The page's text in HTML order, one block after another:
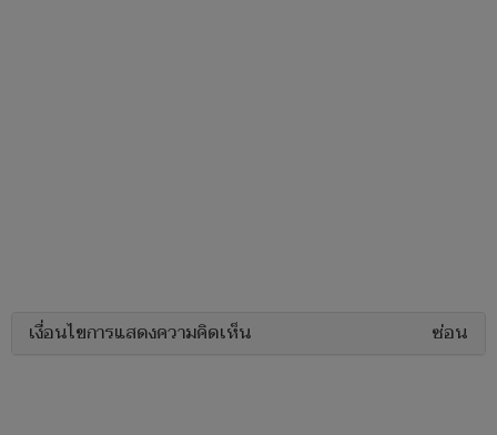
เงื่อนไขการแสดงความคิดเห็น ซ่อน